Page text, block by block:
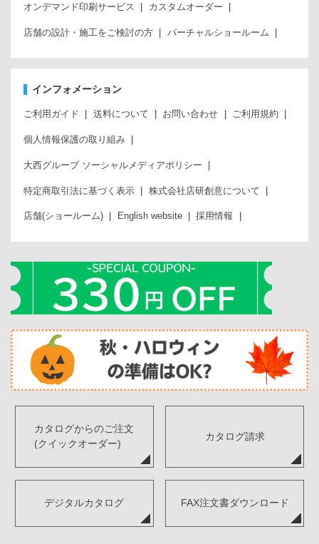
オンデマンド印刷サービス カスタムオーダー
店舗の設計・施工をご検討の方 バーチャルショールーム
インフォメーション
ご利用ガイド 送料について お問い合わせ ご利用規約
個人情報保護の取り組み
大西グループ ソーシャルメディアポリシー
特定商取引法に基づく表示 株式会社店研創意について
店舗(ショールーム) English website 採用情報
カタログからのご注文
(クイックオーダー)
カタログ請求
デジタルカタログ FAX注文書ダウンロード